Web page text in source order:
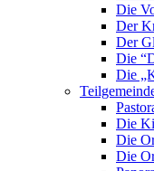
Die
Der
Der
Die
Die
Die
Die
Die